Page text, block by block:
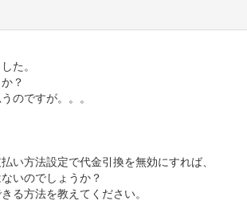
た。
？
のですが。。。
い方法設定で代金引換を無効にすれば、
いのでしょうか？
る方法を教えてください。